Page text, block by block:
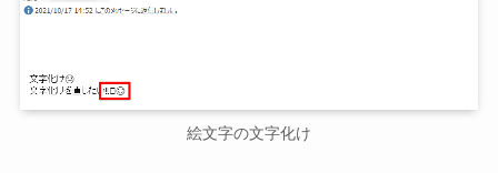
絵文字の文字化け